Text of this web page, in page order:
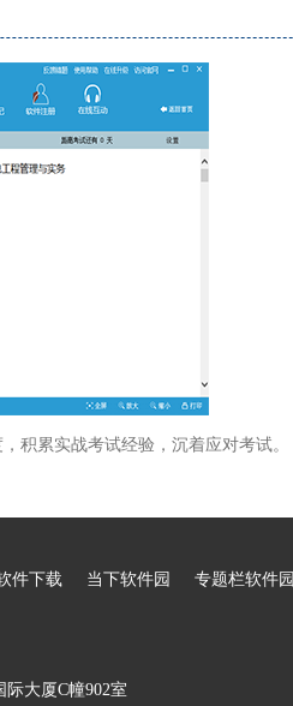
积累实战考试经验，沉着应对考试。
件下载 当下软件园 专题栏软件园
大厦C幢902室